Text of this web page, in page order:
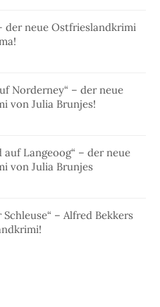
der neue Ostfrieslandkrimi
Norderney“ – der neue
von Julia Brunjes!
auf Langeoog“ – der neue
von Julia Brunjes
– Alfred Bekkers